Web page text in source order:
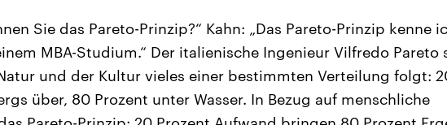
Sie das Pareto-Prinzip?“ Kahn: „Das Pareto-Prinzip kenne
MBA-Studium.“ Der italienische Ingenieur Vilfredo Pareto
und der Kultur vieles einer bestimmten Verteilung folgt:
über, 80 Prozent unter Wasser. In Bezug auf menschliche